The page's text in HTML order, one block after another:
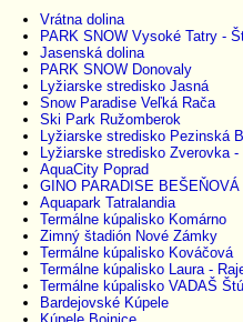
Vrátna dolina
PARK SNOW Vysoké Tatry -
Jasenská dolina
PARK SNOW Donovaly
Lyžiarske stredisko Jasná
Snow Paradise Veľká Rača
Ski Park Ružomberok
Lyžiarske stredisko Pezinská
Lyžiarske stredisko Zverovka -
AquaCity Poprad
GINO PARADISE BEŠEŇOVÁ
Aquapark Tatralandia
Termálne kúpalisko Komárno
Zimný štadión Nové Zámky
Termálne kúpalisko Kováčová
Termálne kúpalisko Laura -
Termálne kúpalisko VADAŠ
Bardejovské Kúpele